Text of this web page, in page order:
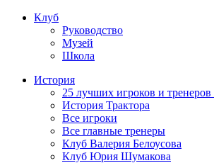
Клуб
Руководство
Музей
Школа
История
25 лучших игроков и тренеров
История Трактора
Все игроки
Все главные тренеры
Клуб Валерия Белоусова
Клуб Юрия Шумакова